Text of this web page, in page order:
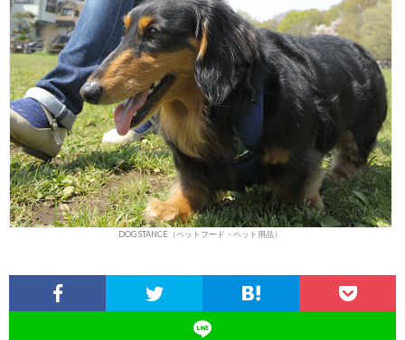
DOG STANCE（ペットフード・ペット用品）